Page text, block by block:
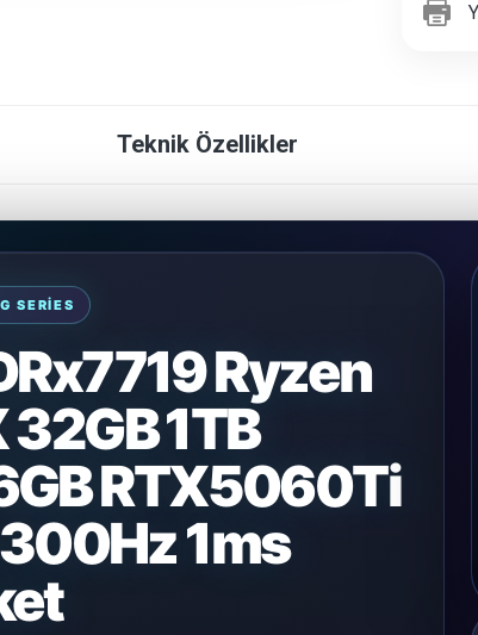
Teknik Özellikler
SERIES
Ryzen
1TB
RTX5060Ti
1ms